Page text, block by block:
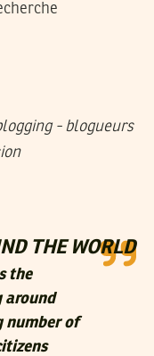
THE WORLD
the
around
number of